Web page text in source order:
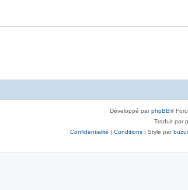
Développé parphpBB®
Traduit par
Confidentialité | Conditions| Style par